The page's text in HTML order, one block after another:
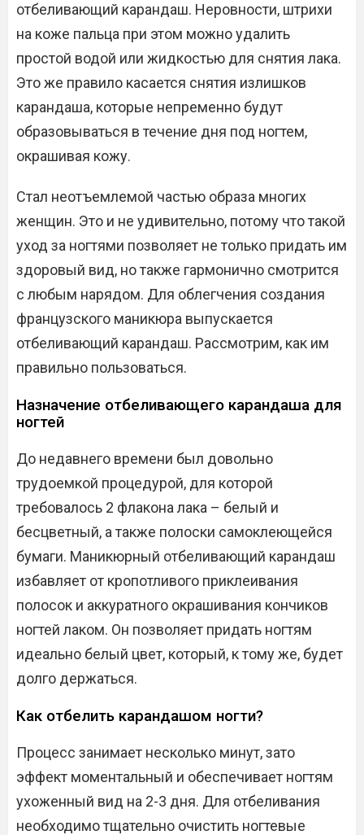
отбеливающий карандаш. Неровности, штрихи
на коже пальца при этом можно удалить
простой водой или жидкостью для снятия лака.
Это же правило касается снятия излишков
карандаша, которые непременно будут
образовываться в течение дня под ногтем,
окрашивая кожу.
Стал неотъемлемой частью образа многих
женщин. Это и не удивительно, потому что такой
уход за ногтями позволяет не только придать им
здоровый вид, но также гармонично смотрится
с любым нарядом. Для облегчения создания
французского маникюра выпускается
отбеливающий карандаш. Рассмотрим, как им
правильно пользоваться.
Назначение отбеливающего карандаша для
ногтей
До недавнего времени был довольно
трудоемкой процедурой, для которой
требовалось 2 флакона лака – белый и
бесцветный, а также полоски самоклеющейся
бумаги. Маникюрный отбеливающий карандаш
избавляет от кропотливого приклеивания
полосок и аккуратного окрашивания кончиков
ногтей лаком. Он позволяет придать ногтям
идеально белый цвет, который, к тому же, будет
долго держаться.
Как отбелить карандашом ногти?
Процесс занимает несколько минут, зато
эффект моментальный и обеспечивает ногтям
ухоженный вид на 2-3 дня. Для отбеливания
необходимо тщательно очистить ногтевые